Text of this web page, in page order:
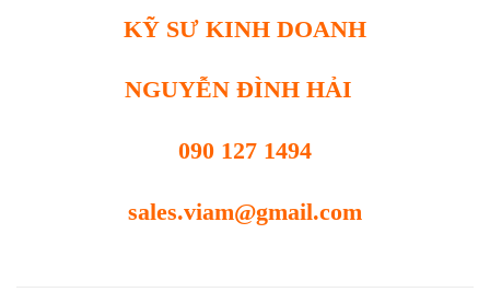
KỸ SƯ KINH DOANH
NGUYỄN ĐÌNH HẢI
090 127 1494
sales.viam@gmail.com